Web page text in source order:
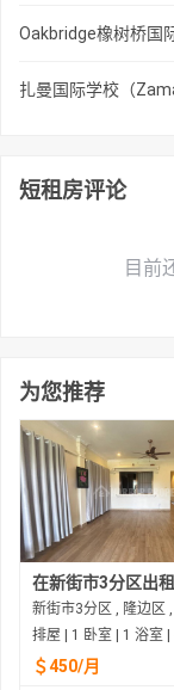
Oakbridge橡树桥国
扎曼国际学校（
短租房评论
目前
为您推荐
在新街市3分区出
新街市3分区 , 隆边区
排屋 | 1 卧室 | 1 浴室 |
＄450/月